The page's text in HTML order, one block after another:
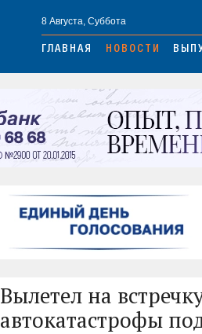
8 Августа, Суббота
ГЛАВНАЯ НОВОСТИ
Вылетел на
автокатастрофы